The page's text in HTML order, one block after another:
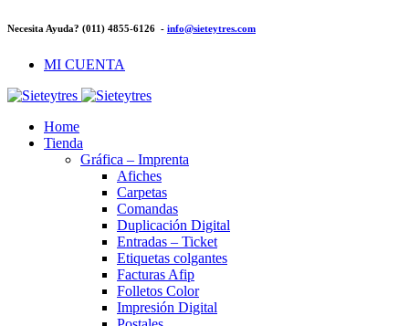
Necesita Ayuda? (011) 4855-6126 - info@sieteytres.com
MI CUENTA
Home
Tienda
Gráfica – Imprenta
Afiches
Carpetas
Comandas
Duplicación Digital
Entradas – Ticket
Etiquetas colgantes
Facturas Afip
Folletos Color
Impresión Digital